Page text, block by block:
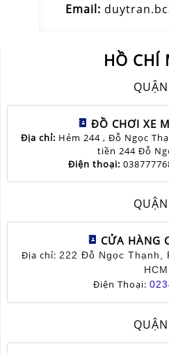
Email:
HỒ CHÍ
ĐỒ CHƠI XE
Địa chỉ: Hẻm 244 , Đỗ Ngọc
tiền 244 Đỗ
Điện thoại:
CỬA HÀNG
Địa chỉ: 222 Đỗ Ngọc Thạnh,
HCM
Điện Thoại: